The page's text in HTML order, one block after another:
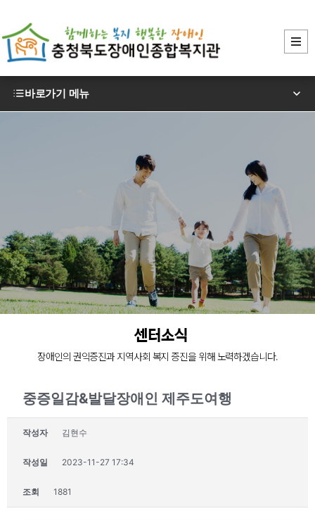
바로가기 메뉴
장애인의 복지증진
장애인 재활과 지역사회의 복지증진을 위해
센터소식
장애인의 권익증진과 지역사회 복지 증진을 위해 노력하겠습니다.
중증일감&발달장애인 제주도여행
작성자 김현수
작성일 2023-11-27 17:34
조회 1881